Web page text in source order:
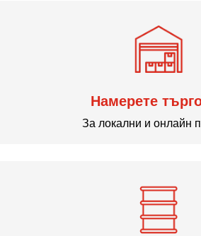
Намерете
За локални и онлайн